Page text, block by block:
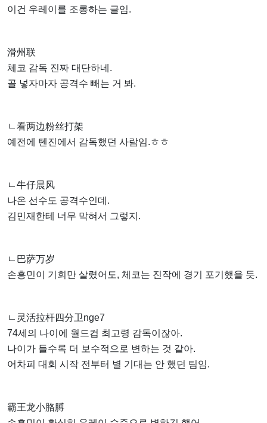
이건 우레이를 조롱하는 글임.
滑州联
체코 감독 진짜 대단하네.
골 넣자마자 공격수 빼는 거 봐.
ㄴ看两边粉丝打架
예전에 텐진에서 감독했던 사람임.ㅎㅎ
ㄴ牛仔晨风
나온 선수도 공격수인데.
김민재한테 너무 막혀서 그렇지.
ㄴ巴萨万岁
손흥민이 기회만 살렸어도, 체코는 진작에 경기 포기했을 듯.
ㄴ灵活拉杆四分卫nge7
74세의 나이에 월드컵 최고령 감독이잖아.
나이가 들수록 더 보수적으로 변하는 것 같아.
어차피 대회 시작 전부터 별 기대는 안 했던 팀임.
霸王龙小胳膊